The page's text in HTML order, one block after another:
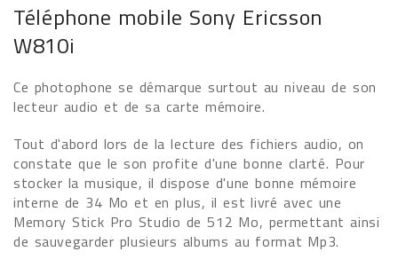
Téléphone mobile Sony Ericsson
W810i
Ce photophone se démarque surtout au niveau de son
lecteur audio et de sa carte mémoire.
Tout d'abord lors de la lecture des fichiers audio, on
constate que le son profite d'une bonne clarté. Pour
stocker la musique, il dispose d'une bonne mémoire
interne de 34 Mo et en plus, il est livré avec une
Memory Stick Pro Studio de 512 Mo, permettant ainsi
de sauvegarder plusieurs albums au format Mp3.